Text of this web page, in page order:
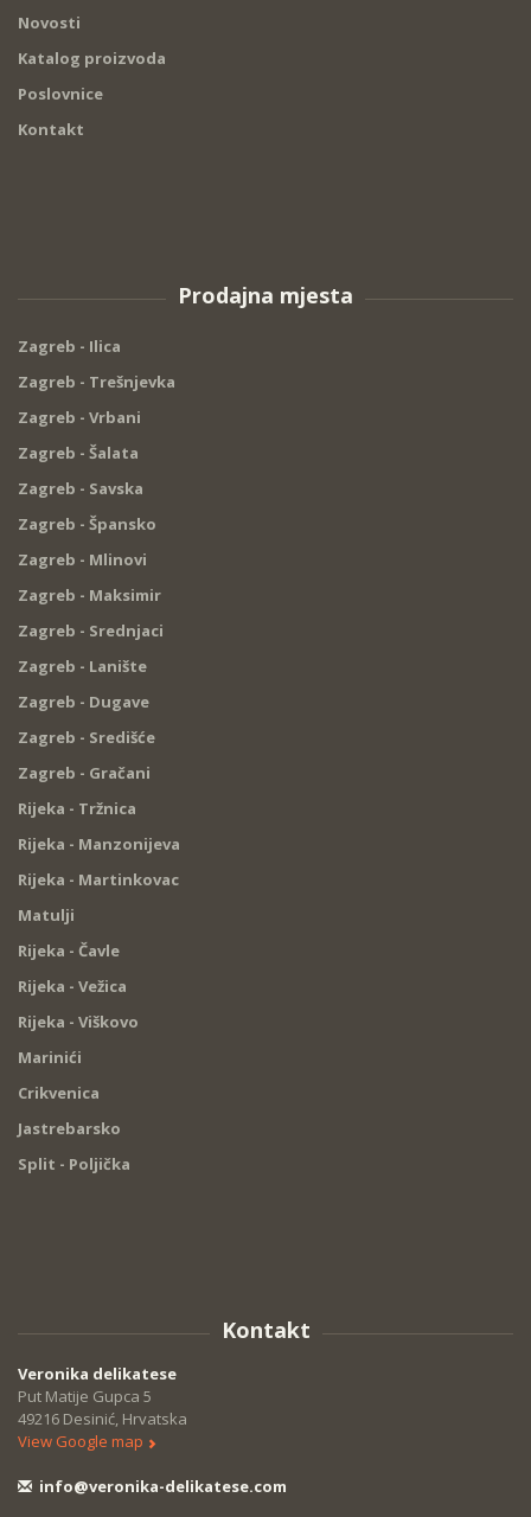
Novosti
Katalog proizvoda
Poslovnice
Kontakt
Prodajna mjesta
Zagreb - Ilica
Zagreb - Trešnjevka
Zagreb - Vrbani
Zagreb - Šalata
Zagreb - Savska
Zagreb - Špansko
Zagreb - Mlinovi
Zagreb - Maksimir
Zagreb - Srednjaci
Zagreb - Lanište
Zagreb - Dugave
Zagreb - Središće
Zagreb - Gračani
Rijeka - Tržnica
Rijeka - Manzonijeva
Rijeka - Martinkovac
Matulji
Rijeka - Čavle
Rijeka - Vežica
Rijeka - Viškovo
Marinići
Crikvenica
Jastrebarsko
Split - Poljička
Kontakt
Veronika delikatese
Put Matije Gupca 5
49216 Desinić, Hrvatska
View Google map
info@veronika-delikatese.com